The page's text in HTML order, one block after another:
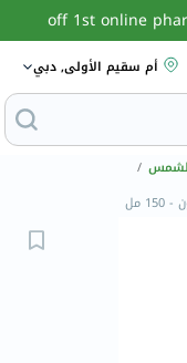
أم سقيم الأولى, دبي
/
مل